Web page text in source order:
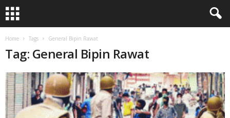
Home Tags General Bipin Rawat
Tag: General Bipin Rawat